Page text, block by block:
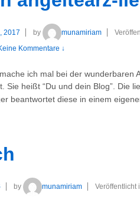
2017 by munamiriam
Kommentare ↓
ich mal bei der wunderbaren
Sie heißt “Du und dein Blog”. Die
beantwortet diese in einem
by munamiriam Veröffentlicht